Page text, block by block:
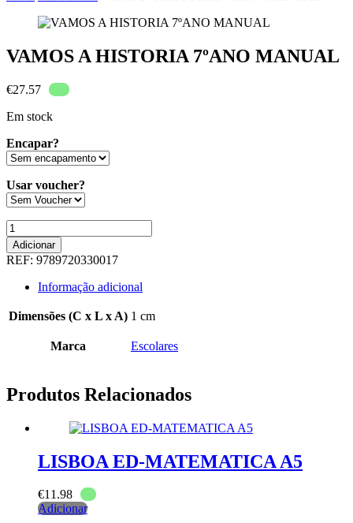
VAMOS A HISTORIA 7ºANO MANUAL
€27.57
Em stock
Encapar?
Usar voucher?
Quantidade
de
VAMOS
A
HISTORIA
7ºANO
MANUAL
Adicionar
REF: 9789720330017
Informação adicional
Dimensões (C x L x A) 1 cm
Marca Escolares
Produtos Relacionados
LISBOA ED-MATEMATICA A5
€11.98
Adicionar